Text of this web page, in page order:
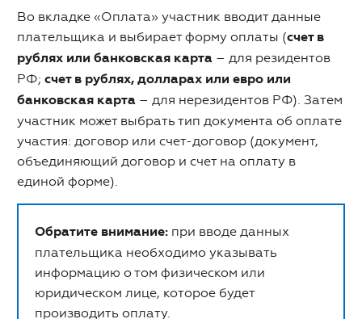
Во вкладке «Оплата» участник вводит данные
плательщика и выбирает форму оплаты (счет в
рублях или банковская карта – для резидентов
РФ; счет в рублях, долларах или евро или
банковская карта – для нерезидентов РФ). Затем
участник может выбрать тип документа об оплате
участия: договор или счет-договор (документ,
объединяющий договор и счет на оплату в
единой форме).
Обратите внимание: при вводе данных
плательщика необходимо указывать
информацию о том физическом или
юридическом лице, которое будет
производить оплату.